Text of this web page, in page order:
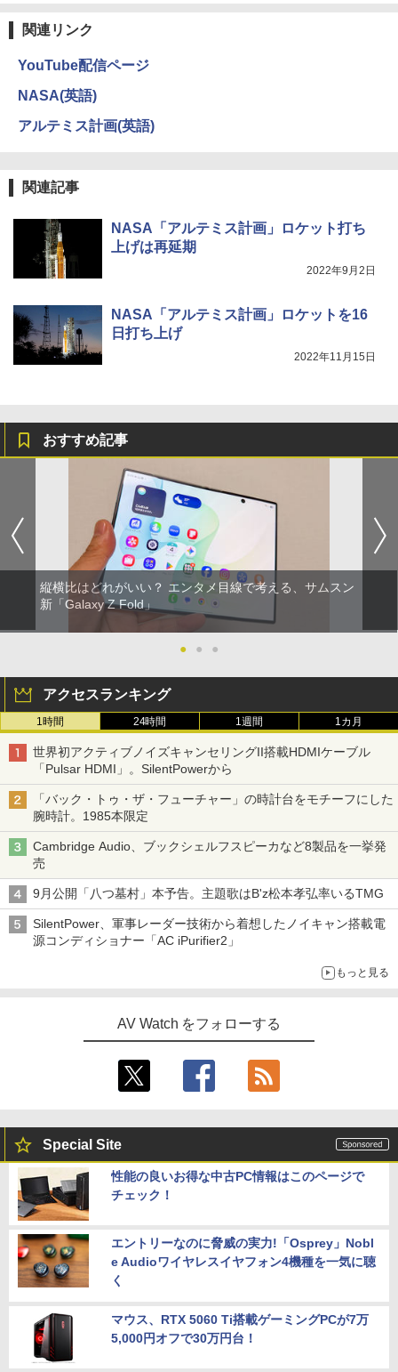
関連リンク
YouTube配信ページ
NASA(英語)
アルテミス計画(英語)
関連記事
NASA「アルテミス計画」ロケット打ち
上げは再延期
2022年9月2日
NASA「アルテミス計画」ロケットを16
日打ち上げ
2022年11月15日
おすすめ記事
縦横比はどれがいい？ エンタメ目線で考える、サムスン
新「Galaxy Z Fold」
● ● ●
アクセスランキング
1時間 24時間 1週間 1カ月
世界初アクティブノイズキャンセリングII搭載HDMIケーブル
「Pulsar HDMI」。SilentPowerから
「バック・トゥ・ザ・フューチャー」の時計台をモチーフにした
腕時計。1985本限定
Cambridge Audio、ブックシェルフスピーカなど8製品を一挙発
売
9月公開「八つ墓村」本予告。主題歌はB'z松本孝弘率いるTMG
SilentPower、軍事レーダー技術から着想したノイキャン搭載電
源コンディショナー「AC iPurifier2」
もっと見る
AV Watch をフォローする
Special Site
性能の良いお得な中古PC情報はこのページで
チェック！
エントリーなのに脅威の実力!「Osprey」Nobl
e Audioワイヤレスイヤフォン4機種を一気に聴
く
マウス、RTX 5060 Ti搭載ゲーミングPCが7万
5,000円オフで30万円台！